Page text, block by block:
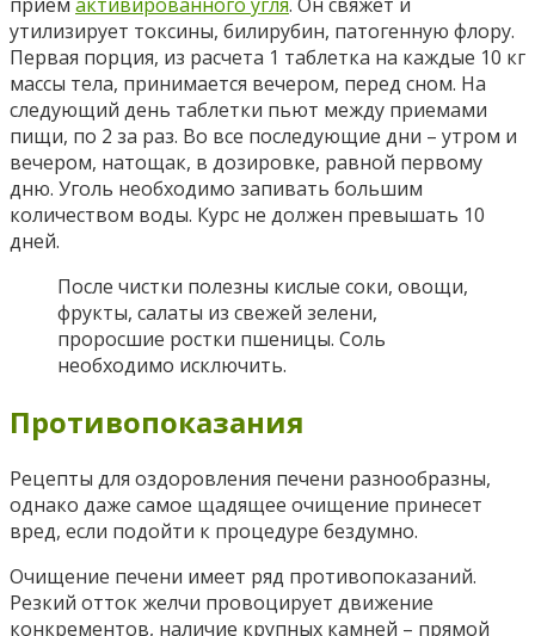
утилизирует токсины, билирубин, патогенную флору.
Первая порция, из расчета 1 таблетка на каждые 10 кг
массы тела, принимается вечером, перед сном. На
следующий день таблетки пьют между приемами
пищи, по 2 за раз. Во все последующие дни – утром и
вечером, натощак, в дозировке, равной первому
дню. Уголь необходимо запивать большим
количеством воды. Курс не должен превышать 10
дней.
После чистки полезны кислые соки, овощи,
фрукты, салаты из свежей зелени,
проросшие ростки пшеницы. Соль
необходимо исключить.
Противопоказания
Рецепты для оздоровления печени разнообразны,
однако даже самое щадящее очищение принесет
вред, если подойти к процедуре бездумно.
Очищение печени имеет ряд противопоказаний.
Резкий отток желчи провоцирует движение
конкрементов, наличие крупных камней – прямой